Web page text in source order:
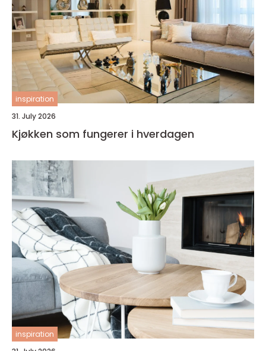
inspiration
31. July 2026
Kjøkken som fungerer i hverdagen
inspiration